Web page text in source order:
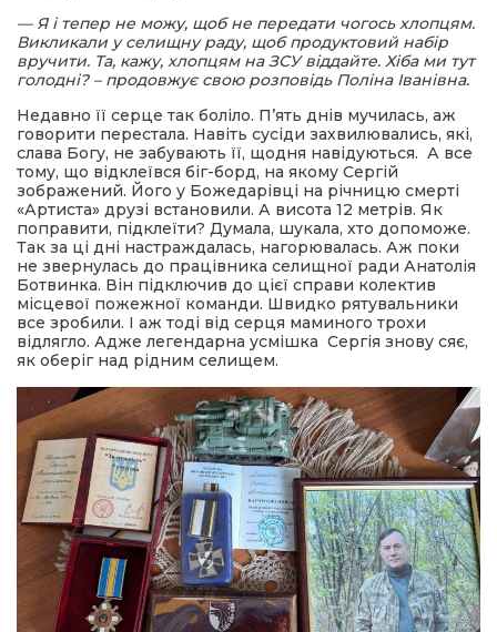
— Я і тепер не можу, щоб не передати чогось хлопцям.
Викликали у селищну раду, щоб продуктовий набір
вручити. Та, кажу, хлопцям на ЗСУ віддайте. Хіба ми тут
голодні? – продовжує свою розповідь Поліна Іванівна.
Недавно її серце так боліло. П’ять днів мучилась, аж
говорити перестала. Навіть сусіди захвилювались, які,
слава Богу, не забувають її, щодня навідуються. А все
тому, що відклеївся біг-борд, на якому Сергій
зображений. Його у Божедарівці на річницю смерті
«Артиста» друзі встановили. А висота 12 метрів. Як
поправити, підклеїти? Думала, шукала, хто допоможе.
Так за ці дні настраждалась, нагорювалась. Аж поки
не звернулась до працівника селищної ради Анатолія
Ботвинка. Він підключив до цієї справи колектив
місцевої пожежної команди. Швидко рятувальники
все зробили. І аж тоді від серця маминого трохи
відлягло. Адже легендарна усмішка Сергія знову сяє,
як оберіг над рідним селищем.